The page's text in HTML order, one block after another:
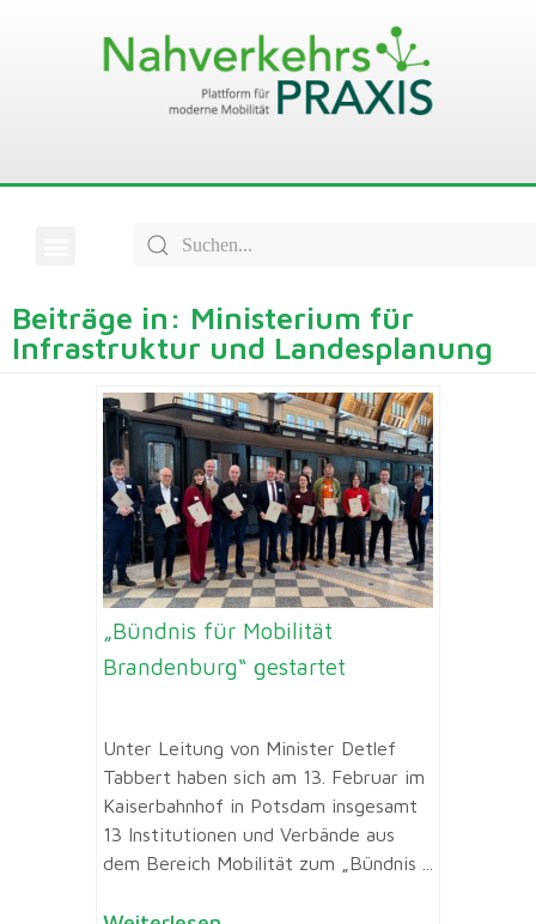
Beiträge in: Ministerium für
Infrastruktur und Landesplanung
„Bündnis für Mobilität
Brandenburg“ gestartet
Unter Leitung von Minister Detlef
Tabbert haben sich am 13. Februar im
Kaiserbahnhof in Potsdam insgesamt
13 Institutionen und Verbände aus
dem Bereich Mobilität zum „Bündnis ...